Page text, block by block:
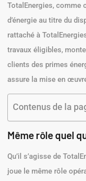
TotalEnergies, comme
d’énergie au titre du
rattaché à
travaux éligibles,
clients des primes
assure la mise en
Contenus de la
Même rôle quel
Qu’il s’agisse de
joue le même rôle